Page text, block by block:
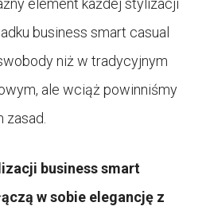
element każdej stylizacji
business smart casual
niż w tradycyjnym
ale wciąż powinniśmy
business smart
w sobie elegancję z